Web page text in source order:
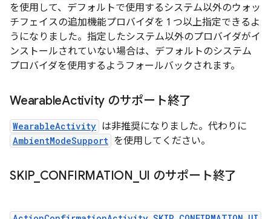
を使用して、デフォルトで使用するシステム以外のウォッ
チフェイスの追加機能プロバイダを 1 つ以上指定できるよ
うになりました。指定したシステム以外のプロバイダがイ
ンストールされていない場合は、デフォルトのシステム
プロバイダを使用するようフォールバックされます。
WearableActivity のサポート終了
WearableActivity は非推奨になりました。代わりに
AmbientModeSupport を使用してください。
SKIP_ CONFIRMATION UI のサポート終了